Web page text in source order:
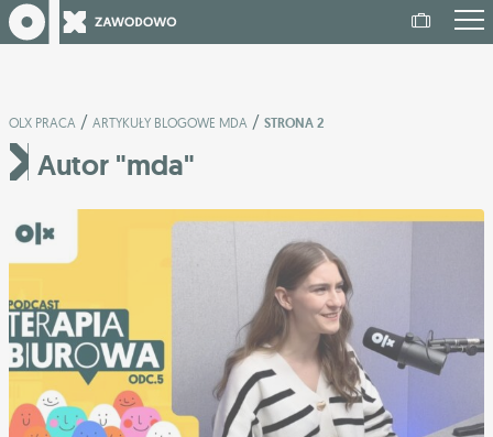
OLX PRACA / ARTYKUŁY BLOGOWE MDA / STRONA 2
Autor "mda"